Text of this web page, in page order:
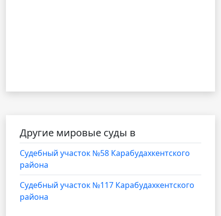
Другие мировые суды в
Судебный участок №58 Карабудахкентского
района
Судебный участок №117 Карабудахкентского
района